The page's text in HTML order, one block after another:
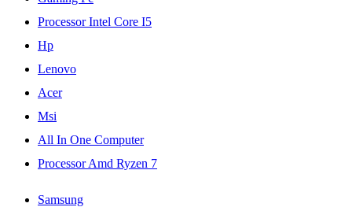
Processor Intel Core I5
Hp
Lenovo
Acer
Msi
All In One Computer
Processor Amd Ryzen 7
Samsung